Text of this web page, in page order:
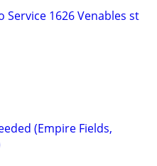
Service 1626 Venables st
(Empire Fields,